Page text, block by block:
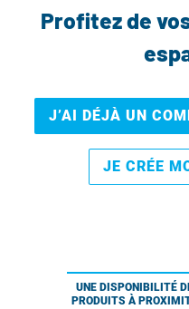
Profitez de
J’AI DÉJÀ UN
JE CRÉE
UNE DISPONIBILITÉ
PRODUITS À